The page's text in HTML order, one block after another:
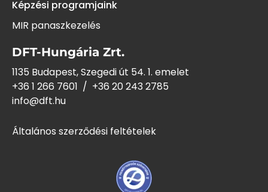
Képzési programjaink
MIR panaszkezelés
DFT-Hungária Zrt.
1135 Budapest, Szegedi út 54. 1. emelet
+36 1 266 7601 / +36 20 243 2785
info@dft.hu
Általános szerződési feltételek